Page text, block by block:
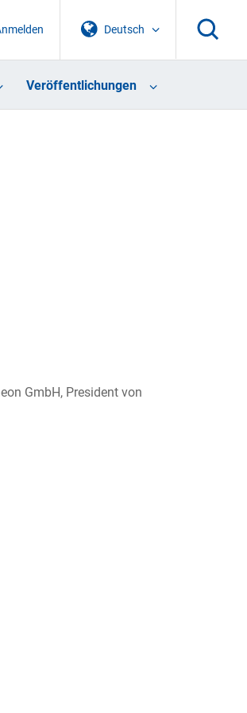
Deutsch
Veröffentlichungen
GmbH, President von